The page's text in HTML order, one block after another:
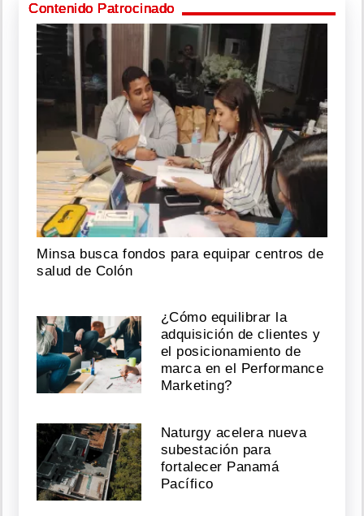
Contenido Patrocinado
Minsa busca fondos para equipar centros de
salud de Colón
¿Cómo equilibrar la
adquisición de clientes y
el posicionamiento de
marca en el Performance
Marketing?
Naturgy acelera nueva
subestación para
fortalecer Panamá
Pacífico